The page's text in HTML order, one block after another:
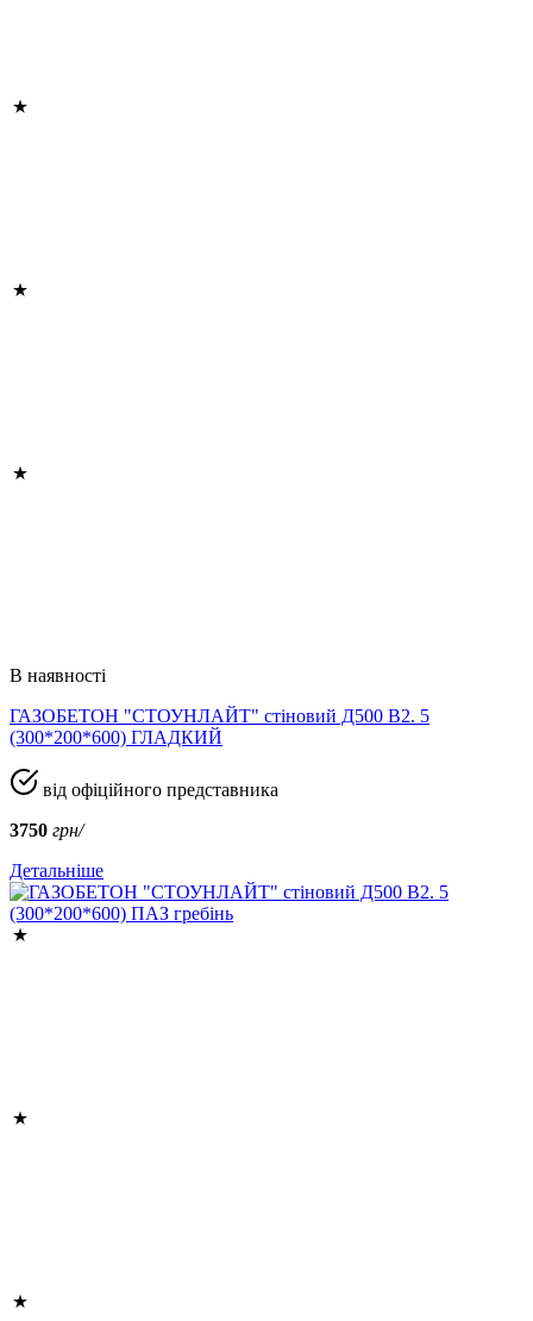
В наявності
ГАЗОБЕТОН "СТОУНЛАЙТ" стіновий Д500 В2. 5
(300*200*600) ГЛАДКИЙ
від офіційного представника
3750 грн/
Детальніше